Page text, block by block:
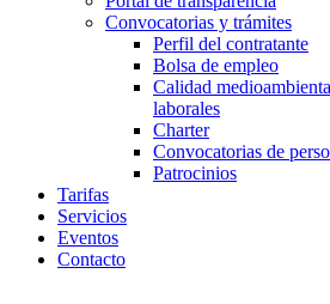
Convocatorias y trámites
Perfil del contratante
Bolsa de empleo
Calidad
laborales
Charter
Convocatorias de
Patrocinios
Tarifas
Servicios
Eventos
Contacto